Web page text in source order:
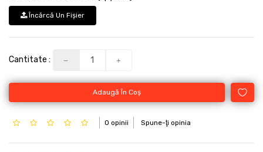
Încărcă Un Fişier
Cantitate :
Adaugă În Coş
0 opinii Spune-ţi opinia